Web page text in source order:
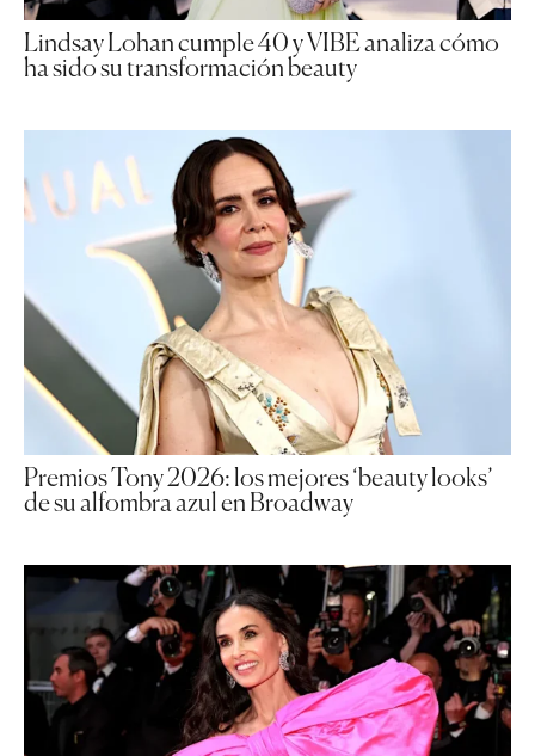
Lindsay Lohan cumple 40 y VIBE analiza cómo
ha sido su transformación beauty
Premios Tony 2026: los mejores ‘beauty looks’
de su alfombra azul en Broadway